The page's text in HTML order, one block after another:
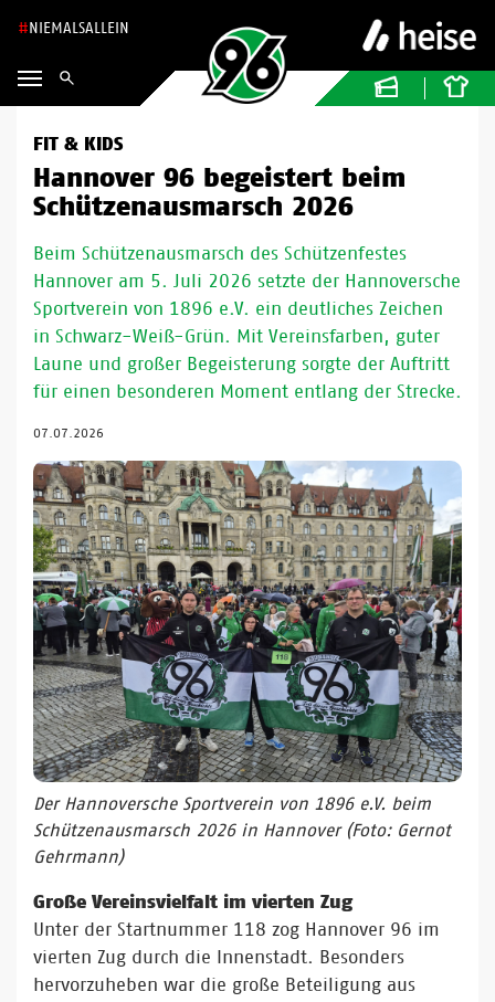
NIEMALSALLEIN
FIT & KIDS
Hannover 96 begeistert beim
Schützenausmarsch 2026
Beim Schützenausmarsch des Schützenfestes
Hannover am 5. Juli 2026 setzte der Hannoversche
Sportverein von 1896 e.V. ein deutliches Zeichen
in Schwarz-Weiß-Grün. Mit Vereinsfarben, guter
Laune und großer Begeisterung sorgte der Auftritt
für einen besonderen Moment entlang der Strecke.
07.07.2026
Der Hannoversche Sportverein von 1896 e.V. beim
Schützenausmarsch 2026 in Hannover (Foto: Gernot
Gehrmann)
Große Vereinsvielfalt im vierten Zug
Unter der Startnummer 118 zog Hannover 96 im
vierten Zug durch die Innenstadt. Besonders
hervorzuheben war die große Beteiligung aus